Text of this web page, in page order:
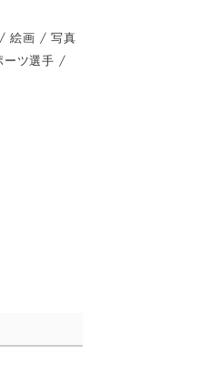
/ 絵画 / 写真
ツ選手 /